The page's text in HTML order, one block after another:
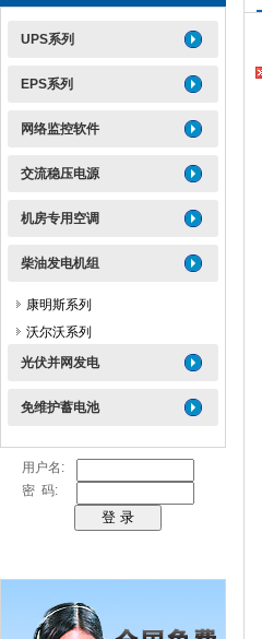
UPS系列
EPS系列
网络监控软件
交流稳压电源
机房专用空调
柴油发电机组
康明斯系列
沃尔沃系列
光伏并网发电
免维护蓄电池
用户名:
密 码: